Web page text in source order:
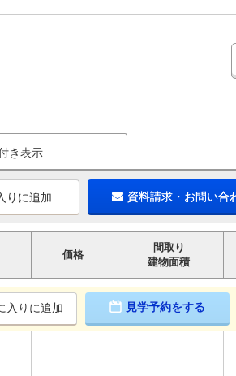
き表示
りに追加 資料請求・お問い合
価格
間取り
建物面積
入りに追加 見学予約をする